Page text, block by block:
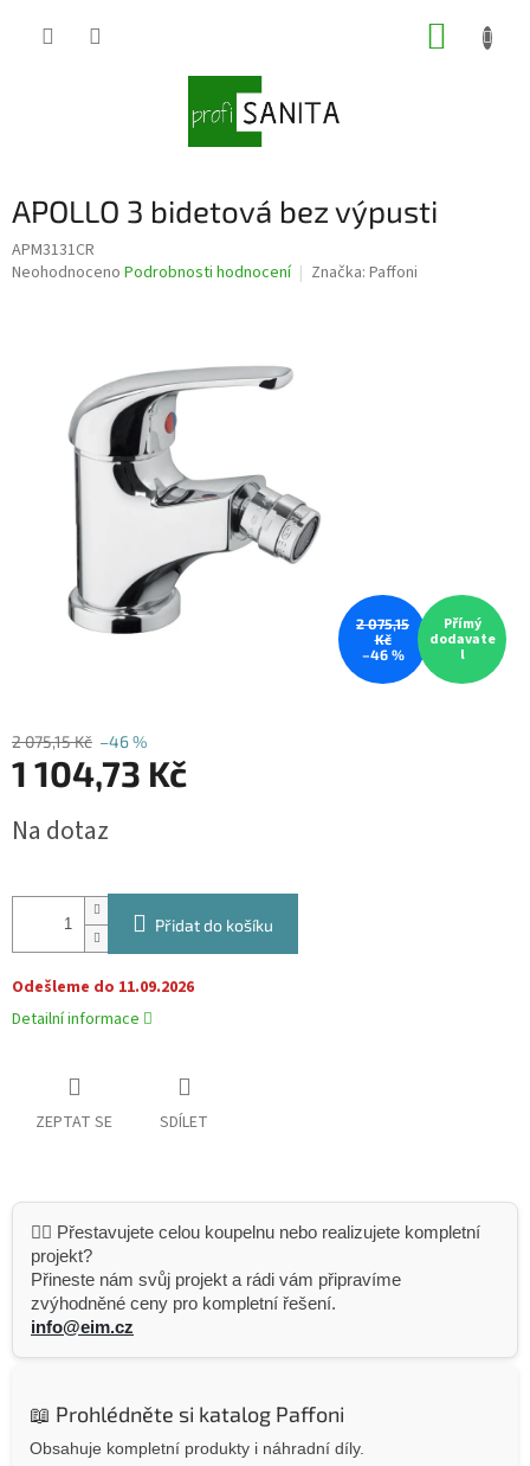
APOLLO 3 bidetová bez výpusti
APM3131CR
Průměrné
hvězdiček.
Neohodnoceno Podrobnosti hodnocení Značka: Paffoni
2 075,15
Kč
–46 %
Přímý
dodavate
l
2 075,15 Kč –46 %
1 104,73 Kč
cena:
Na dotaz
Přidat do košíku
Odešleme do 11.09.2026
Detailní informace
ZEPTAT SE SDÍLET
👷‍♂️ Přestavujete celou koupelnu nebo realizujete kompletní
projekt?
Přineste nám svůj projekt a rádi vám připravíme
zvýhodněné ceny pro kompletní řešení.
info@eim.cz
📖 Prohlédněte si katalog Paffoni
Obsahuje kompletní produkty i náhradní díly.